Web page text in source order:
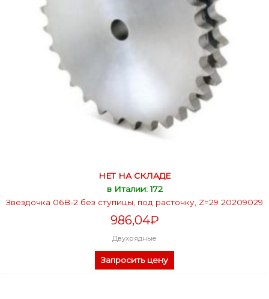
НЕТ НА СКЛАДЕ
в Италии: 172
Звездочка 06B-2 без ступицы, под расточку, Z=29 20209029
986,04₽
Двухрядные
Запросить цену